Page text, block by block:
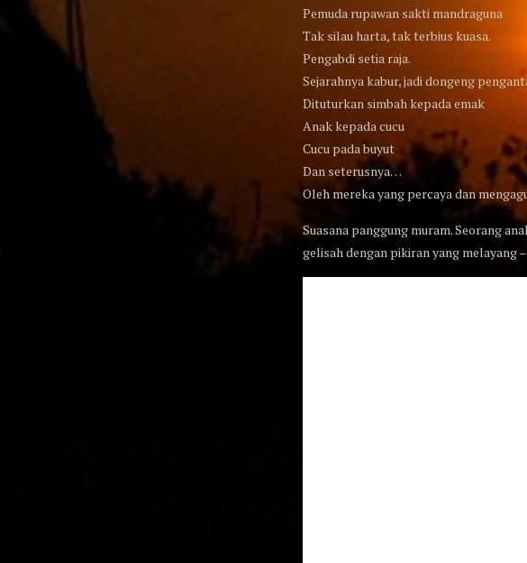
Pemuda rupawan sakti mandraguna
Tak silau harta, tak terbius kuasa.
Pengabdi setia raja.
Sejarahnya kabur, jadi dongeng
Dituturkan simbah kepada emak
Anak kepada cucu
Cucu pada buyut
Dan seterusnya…
Oleh mereka yang percaya dan
Suasana panggung muram. Seorang
gelisah dengan pikiran yang melayang